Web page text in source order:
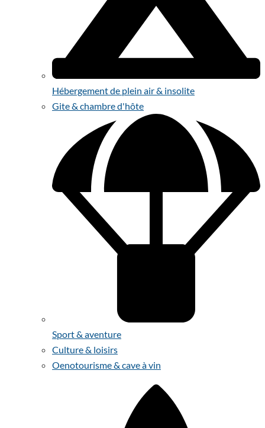
Hébergement de plein air & insolite
Gite & chambre d'hôte
Sport & aventure
Culture & loisirs
Oenotourisme & cave à vin